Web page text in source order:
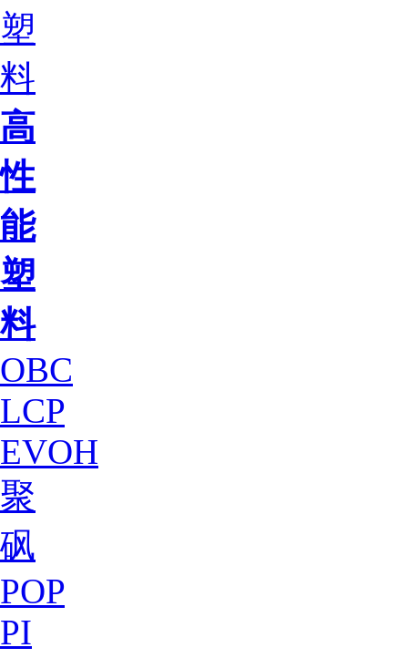
塑
料
高
性
能
塑
料
OBC
LCP
EVOH
聚
砜
POP
PI